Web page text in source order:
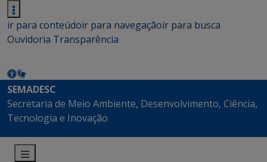
ir para conteúdoir para navegaçãoir para busca
Ouvidoria Transparência
SEMADESC
Secretaria de Meio Ambiente, Desenvolvimento, Ciência,
Tecnologia e Inovação